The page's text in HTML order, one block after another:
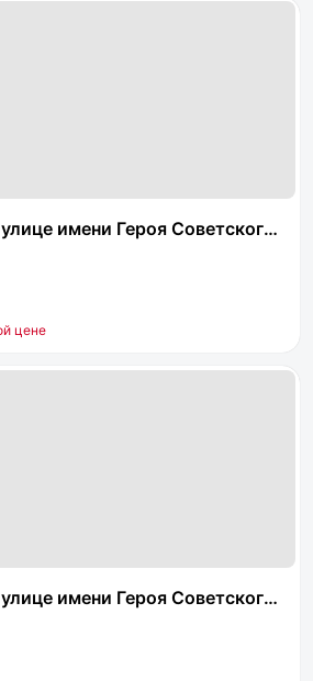
Героя Советского Союза Трофимова 33
цене
Героя Советского Союза Трофимова 17/2